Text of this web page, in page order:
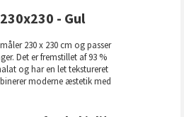
- Gul
230 x 230 cm og passer
Det er fremstillet af 93 %
og har en let tekstureret
moderne æstetik med